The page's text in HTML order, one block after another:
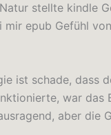
stellte kindle
epub Gefühl
ist schade, dass
war das
aber die